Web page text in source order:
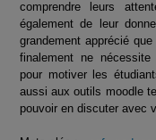
comprendre leurs
également de leur
grandement apprécié
finalement ne nécessite
pour motiver les
aussi aux outils moodle
pouvoir en discuter avec